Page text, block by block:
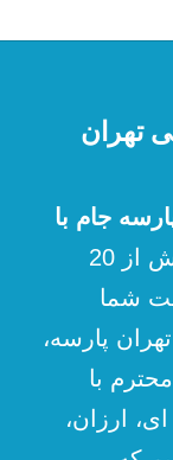
تهران
جام با
با بیش از 20
شما
پارسه،
با
ارزان،